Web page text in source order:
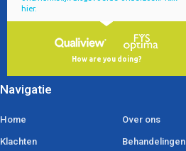
Navigatie
Home Over ons
Klachten Behandelingen